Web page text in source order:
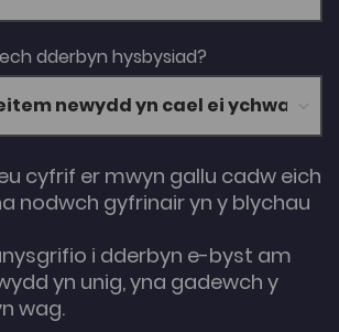
dderbyn hysbysiad?
cyfrif er mwyn gallu cadw eich
nodwch gyfrinair yn y blychau
i dderbyn e-byst am
yn unig, yna gadewch y
wag.